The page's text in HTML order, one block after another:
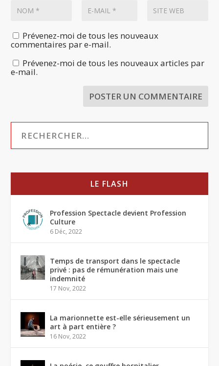
Prévenez-moi de tous les nouveaux
commentaires par e-mail.
Prévenez-moi de tous les nouveaux articles par
e-mail.
LE FLASH
Profession Spectacle devient Profession
Culture
6 Déc, 2022
Temps de transport dans le spectacle
privé : pas de rémunération mais une
indemnité
17 Nov, 2022
La marionnette est-elle sérieusement un
art à part entière ?
16 Nov, 2022